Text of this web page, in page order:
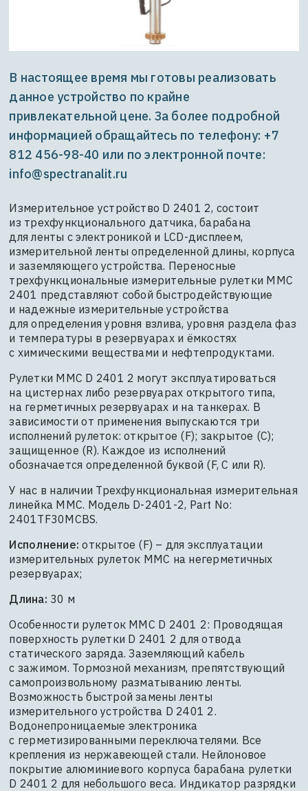
В настоящее время мы готовы реализовать
данное устройство по крайне
привлекательной цене. За более подробной
информацией обращайтесь по телефону: +7
812 456-98-40 или по электронной почте:
info@spectranalit.ru
Измерительное устройство D 2401 2, состоит
из трехфункционального датчика, барабана
для ленты с электроникой и LCD-дисплеем,
измерительной ленты определенной длины, корпуса
и заземляющего устройства. Переносные
трехфункциональные измерительные рулетки MMC
2401 представляют собой быстродействующие
и надежные измерительные устройства
для определения уровня взлива, уровня раздела фаз
и температуры в резервуарах и ёмкостях
с химическими веществами и нефтепродуктами.
Рулетки MMC D 2401 2 могут эксплуатироваться
на цистернах либо резервуарах открытого типа,
на герметичных резервуарах и на танкерах. В
зависимости от применения выпускаются три
исполнений рулеток: открытое (F); закрытое (C);
защищенное (R). Каждое из исполнений
обозначается определенной буквой (F, C или R).
У нас в наличии Трехфункциональная измерительная
линейка MMC. Модель D-2401-2, Part No:
2401TF30MCBS.
Исполнение: открытое (F) – для эксплуатации
измерительных рулеток MMC на негерметичных
резервуарах;
Длина: 30 м
Особенности рулеток MMC D 2401 2: Проводящая
поверхность рулетки D 2401 2 для отвода
статического заряда. Заземляющий кабель
с зажимом. Тормозной механизм, препятствующий
самопроизвольному разматыванию ленты.
Возможность быстрой замены ленты
измерительного устройства D 2401 2.
Водонепроницаемые электроника
с герметизированными переключателями. Все
крепления из нержавеющей стали. Нейлоновое
покрытие алюминиевого корпуса барабана рулетки
D 2401 2 для небольшого веса. Индикатор разрядки